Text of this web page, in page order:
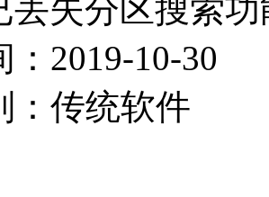
丢失分区搜索
：2019-10-30
：传统软件